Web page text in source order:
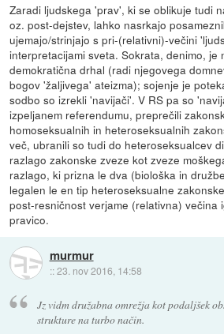
Zaradi ljudskega 'prav', ki se oblikuje tudi
oz. post-dejstev, lahko nasrkajo
ujemajo/strinjajo s pri-(relativni)-večini
interpretacijami sveta. Sokrata, denimo, je
demokratična drhal (radi njegovega
bogov 'žaljivega' ateizma); sojenje je
sodbo so izrekli 'navijači'. V RS pa so
izpeljanem referendumu, preprečili
homoseksualnih in heteroseksualnih
več, ubranili so tudi do heteroseksualcev
razlago zakonske zveze kot zveze
razlago, ki prizna le dva (biološka in
legalen le en tip heteroseksualne
post-resničnost verjame (relativna) večina
pravico.
murmur
::23. nov 2016, 14:58
Jz vidm družabna omrežja kot podaljšek
strukture na turbo način.